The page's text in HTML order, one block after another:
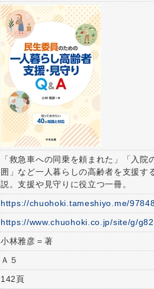
「救急車への同乗を頼まれた」「入
囲」など一人暮らしの高齢者を支援す
説。支援や見守りに役立つ一冊。
https://chuohoki.tameshiyo.me/
https://www.chuohoki.co.jp/site/g/
小林雅彦＝著
Ａ５
142頁